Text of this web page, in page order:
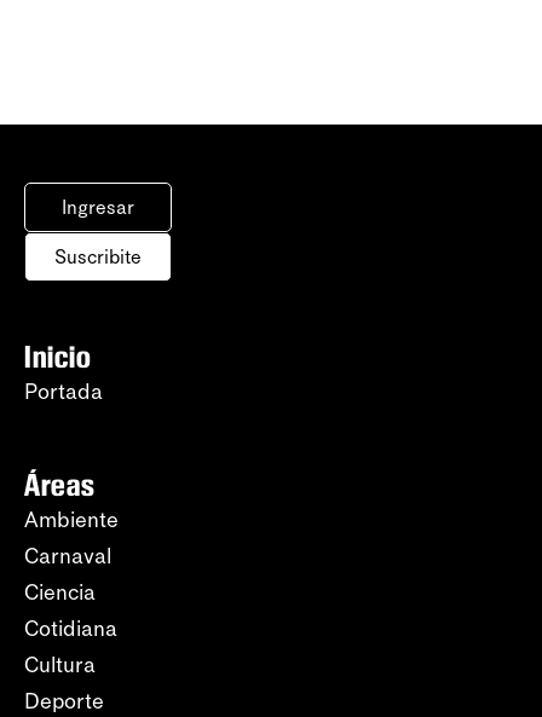
Ingresar
Suscribite
Inicio
Portada
Áreas
Ambiente
Carnaval
Ciencia
Cotidiana
Cultura
Deporte